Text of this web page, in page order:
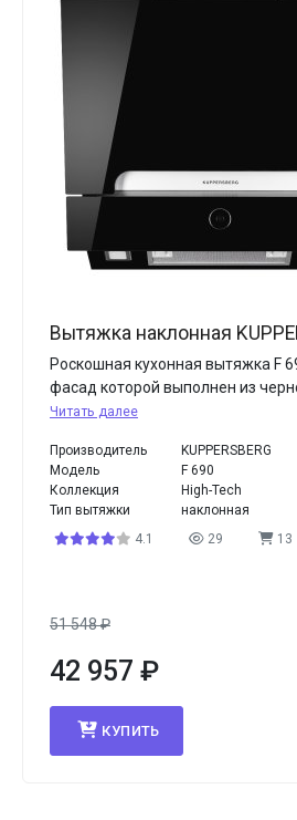
Вытяжка наклонная
Роскошная кухонная вытяжка F
фасад которой выполнен из
Читать далее
Производитель
KUPPERSBERG
Модель
F 690
Коллекция
High-Tech
Тип вытяжки
наклонная
4.1
29 13
51 548₽
42 957 ₽
КУПИТЬ